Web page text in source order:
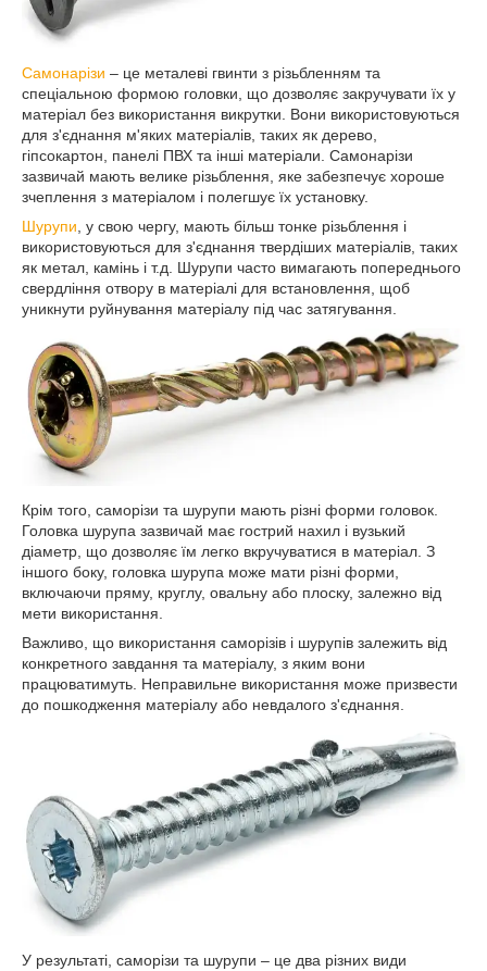
Самонарізи – це металеві гвинти з різьбленням та
спеціальною формою головки, що дозволяє закручувати їх у
матеріал без використання викрутки. Вони використовуються
для з'єднання м'яких матеріалів, таких як дерево,
гіпсокартон, панелі ПВХ та інші матеріали. Самонарізи
зазвичай мають велике різьблення, яке забезпечує хороше
зчеплення з матеріалом і полегшує їх установку.
Шурупи , у свою чергу, мають більш тонке різьблення і
використовуються для з'єднання твердіших матеріалів, таких
як метал, камінь і т.д. Шурупи часто вимагають попереднього
свердління отвору в матеріалі для встановлення, щоб
уникнути руйнування матеріалу під час затягування.
Крім того, саморізи та шурупи мають різні форми головок.
Головка шурупа зазвичай має гострий нахил і вузький
діаметр, що дозволяє їм легко вкручуватися в матеріал. З
іншого боку, головка шурупа може мати різні форми,
включаючи пряму, круглу, овальну або плоску, залежно від
мети використання.
Важливо, що використання саморізів і шурупів залежить від
конкретного завдання та матеріалу, з яким вони
працюватимуть. Неправильне використання може призвести
до пошкодження матеріалу або невдалого з'єднання.
У результаті, саморізи та шурупи – це два різних види